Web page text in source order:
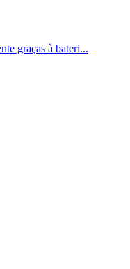
graças à bateri...